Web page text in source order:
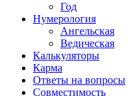
Год
Нумерология
Ангельская
Ведическая
Калькуляторы
Карма
Ответы на вопросы
Совместимость